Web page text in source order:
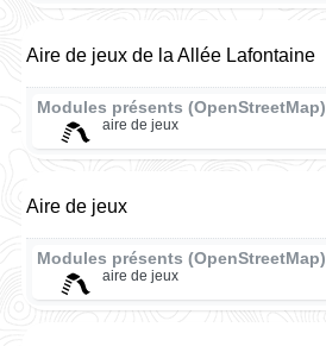
Aire de jeux de la Allée Lafontaine
Modules présents (OpenStreetMap)
aire de jeux
Aire de jeux
Modules présents (OpenStreetMap)
aire de jeux